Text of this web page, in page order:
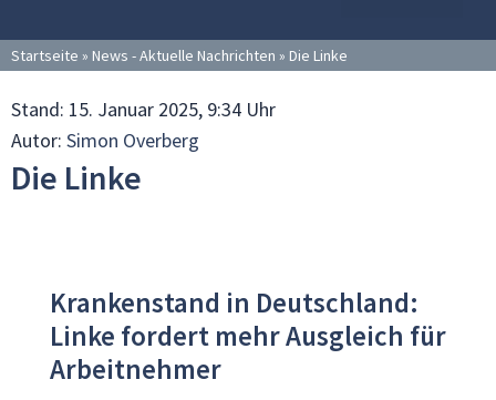
Startseite » News - Aktuelle Nachrichten » Die Linke
Stand: 15. Januar 2025, 9:34 Uhr
Autor: Simon Overberg
Die Linke
Krankenstand in Deutschland:
Linke fordert mehr Ausgleich für
Arbeitnehmer